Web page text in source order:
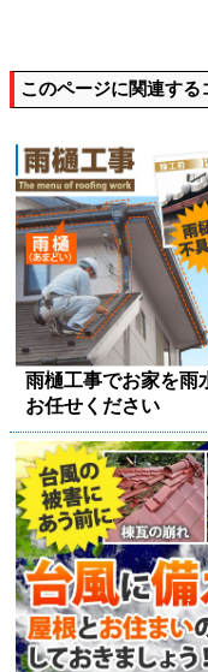
このページに関連す
雨樋工事でお家を雨
お任せください